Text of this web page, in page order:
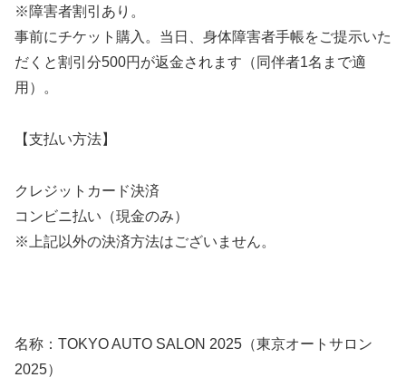
※障害者割引あり。
事前にチケット購入。当日、身体障害者手帳をご提示いた
だくと割引分500円が返金されます（同伴者1名まで適
用）。
【支払い方法】
クレジットカード決済
コンビニ払い（現金のみ）
※上記以外の決済方法はございません。
名称：TOKYO AUTO SALON 2025（東京オートサロン
2025）